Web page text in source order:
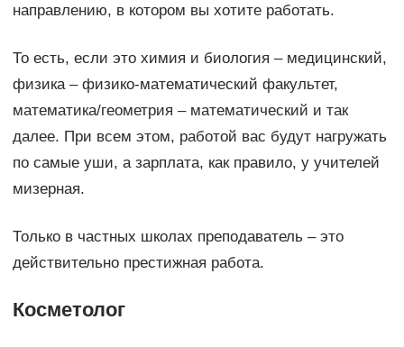
направлению, в котором вы хотите работать.
То есть, если это химия и биология – медицинский,
физика – физико-математический факультет,
математика/геометрия – математический и так
далее. При всем этом, работой вас будут нагружать
по самые уши, а зарплата, как правило, у учителей
мизерная.
Только в частных школах преподаватель – это
действительно престижная работа.
Косметолог